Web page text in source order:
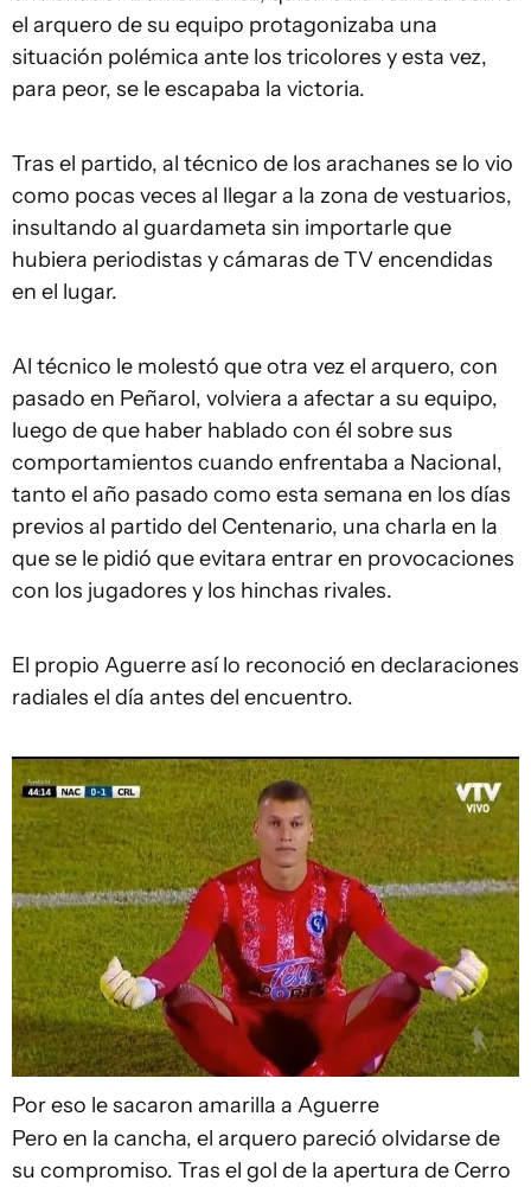
el arquero de su equipo protagonizaba una
situación polémica ante los tricolores y esta vez,
para peor, se le escapaba la victoria.
Tras el partido, al técnico de los arachanes se lo vio
como pocas veces al llegar a la zona de vestuarios,
insultando al guardameta sin importarle que
hubiera periodistas y cámaras de TV encendidas
en el lugar.
Al técnico le molestó que otra vez el arquero, con
pasado en Peñarol, volviera a afectar a su equipo,
luego de que haber hablado con él sobre sus
comportamientos cuando enfrentaba a Nacional,
tanto el año pasado como esta semana en los días
previos al partido del Centenario, una charla en la
que se le pidió que evitara entrar en provocaciones
con los jugadores y los hinchas rivales.
El propio Aguerre así lo reconoció en declaraciones
radiales el día antes del encuentro.
Por eso le sacaron amarilla a Aguerre
Pero en la cancha, el arquero pareció olvidarse de
su compromiso. Tras el gol de la apertura de Cerro